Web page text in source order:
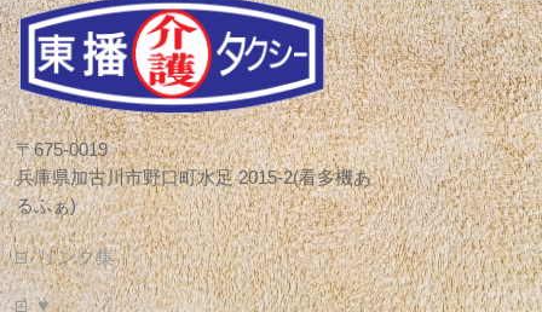
〒675-0019
兵庫県加古川市野口町水足 2015-2(看多機あ
るふぁ)
リンク集
♥